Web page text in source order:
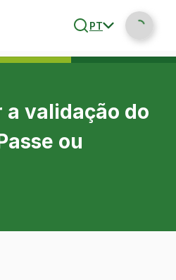
PT
a validação do
ou